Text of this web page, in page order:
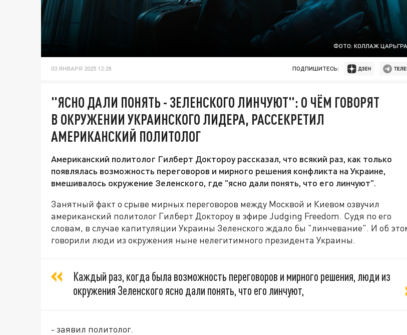
ФОТО: КОЛЛАЖ
03 ЯНВАРЯ 2025 12:28 ПОДПИШИТЕСЬ:
"ЯСНО ДАЛИ ПОНЯТЬ - ЗЕЛЕНСКОГО ЛИНЧУЮТ": О ЧЁМ ГОВОРЯТ
В ОКРУЖЕНИИ УКРАИНСКОГО ЛИДЕРА, РАССЕКРЕТИЛ
АМЕРИКАНСКИЙ ПОЛИТОЛОГ
Американский политолог Гилберт Доктороу рассказал, что всякий раз, как только
появлялась возможность переговоров и мирного решения конфликта на Украине,
вмешивалось окружение Зеленского, где "ясно дали понять, что его линчуют".
Занятный факт о срыве мирных переговоров между Москвой и Киевом озвучил
американский политолог Гилберт Доктороу в эфире Judging Freedom. Судя по его
словам, в случае капитуляции Украины Зеленского ждало бы "линчевание". И об
говорили люди из окружения ныне нелегитимного президента Украины.
Каждый раз, когда была возможность переговоров и мирного решения, люди из
окружения Зеленского ясно дали понять, что его линчуют,
- заявил политолог.